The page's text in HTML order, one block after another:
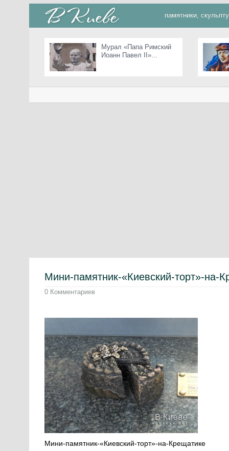
памятники,
Мурал «Папа Римский
Иоанн Павел II»...
Мини-памятник-«Киевский-торт»-на-
0 Комментариев
Мини-памятник-«Киевский-торт»-на-Крещатике